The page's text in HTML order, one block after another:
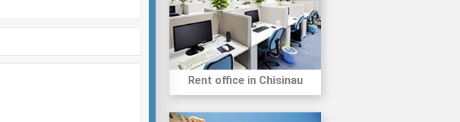
Rent office in Chisinau